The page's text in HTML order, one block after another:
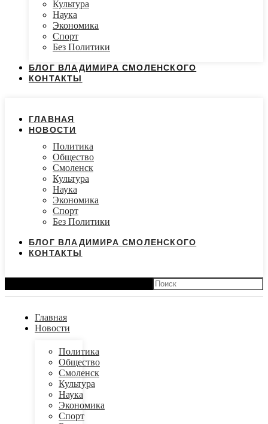
Культура
Наука
Экономика
Спорт
Без Политики
БЛОГ ВЛАДИМИРА СМОЛЕНСКОГО
КОНТАКТЫ
ГЛАВНАЯ
НОВОСТИ
Политика
Общество
Смоленск
Культура
Наука
Экономика
Спорт
Без Политики
БЛОГ ВЛАДИМИРА СМОЛЕНСКОГО
КОНТАКТЫ
Главная
Новости
Политика
Общество
Смоленск
Культура
Наука
Экономика
Спорт